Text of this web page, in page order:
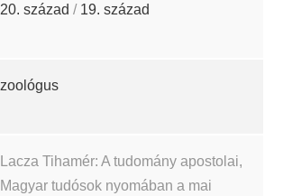
20. század / 19. század
zoológus
Lacza Tihamér: A tudomány apostolai,
Magyar tudósok nyomában a mai